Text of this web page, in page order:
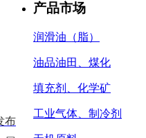
产品市场
润滑油（脂）
油品油田、煤化
填充剂、化学矿
工业气体、制冷剂
布